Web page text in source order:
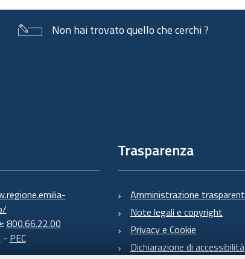
Non hai trovato quello che cerchi ?
800.66.22.00
- PEC
Trasparenza
Amministrazione
Note legali e copyright
Privacy e Cookie
Dichiarazione di accessibilità